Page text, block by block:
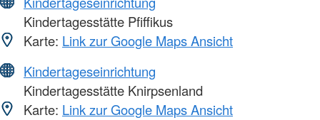
Kindertagesstätte Pfiffikus
Karte: Link zur Google Maps Ansicht
Kindertageseinrichtung
Kindertagesstätte Knirpsenland
Karte: Link zur Google Maps Ansicht